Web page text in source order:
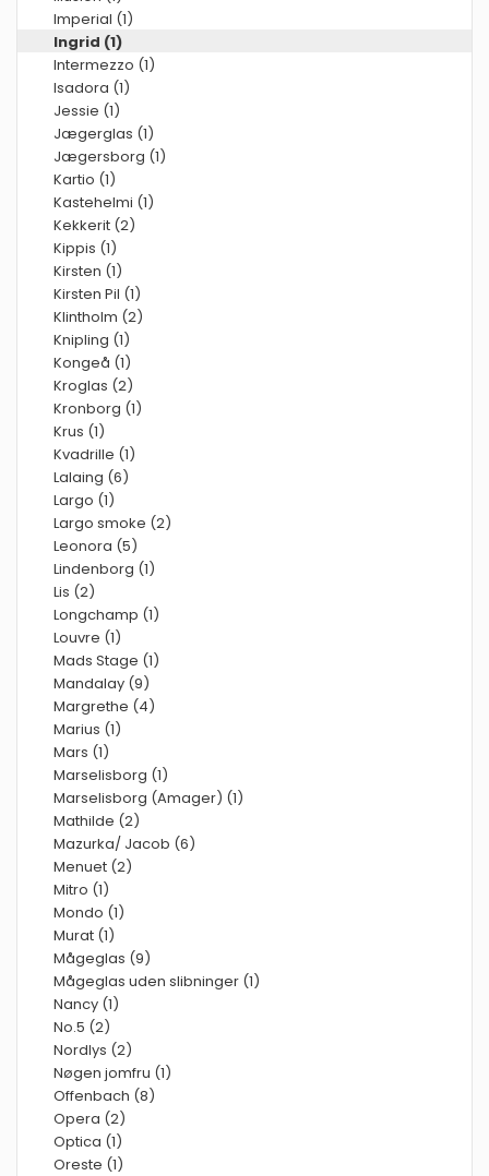
Imperial (1)
Ingrid (1)
Intermezzo (1)
Isadora (1)
Jessie (1)
Jægerglas (1)
Jægersborg (1)
Kartio (1)
Kastehelmi (1)
Kekkerit (2)
Kippis (1)
Kirsten (1)
Kirsten Pil (1)
Klintholm (2)
Knipling (1)
Kongeå (1)
Kroglas (2)
Kronborg (1)
Krus (1)
Kvadrille (1)
Lalaing (6)
Largo (1)
Largo smoke (2)
Leonora (5)
Lindenborg (1)
Lis (2)
Longchamp (1)
Louvre (1)
Mads Stage (1)
Mandalay (9)
Margrethe (4)
Marius (1)
Mars (1)
Marselisborg (1)
Marselisborg (Amager) (1)
Mathilde (2)
Mazurka/ Jacob (6)
Menuet (2)
Mitro (1)
Mondo (1)
Murat (1)
Mågeglas (9)
Mågeglas uden slibninger (1)
Nancy (1)
No.5 (2)
Nordlys (2)
Nøgen jomfru (1)
Offenbach (8)
Opera (2)
Optica (1)
Oreste (1)